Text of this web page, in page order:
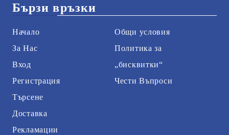
Бързи връзки
Начало
За Нас
Вход
Регистрация
Търсене
Доставка
Рекламации
Общи условия
Политика за
„бисквитки“
Чести Въпроси